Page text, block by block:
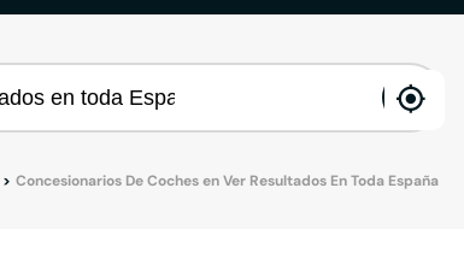
Concesionarios De Coches en Ver Resultados En Toda España